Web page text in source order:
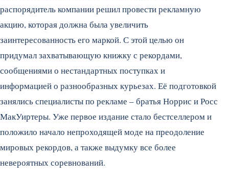
распорядитель компании решил провести рекламную
акцию, которая должна была увеличить
заинтересованность его маркой. С этой целью он
придумал захватывающую книжку с рекордами,
сообщениями о нестандартных поступках и
информацией о разнообразных курьезах. Её подготовкой
занялись специалисты по рекламе – братья Норрис и Росс
МакУиртеры. Уже первое издание стало бестселлером и
положило начало непроходящей моде на преодоление
мировых рекордов, а также выдумку все более
невероятных соревнований.